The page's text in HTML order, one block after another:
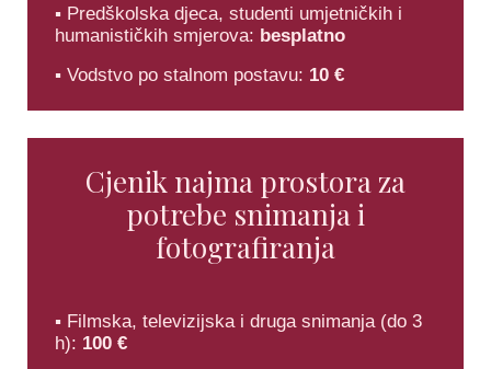
▪ Predškolska djeca, studenti umjetničkih i
humanističkih smjerova: besplatno
▪ Vodstvo po stalnom postavu: 10 €
Cjenik najma prostora za
potrebe snimanja i
fotografiranja
▪ Filmska, televizijska i druga snimanja (do 3
h): 100 €